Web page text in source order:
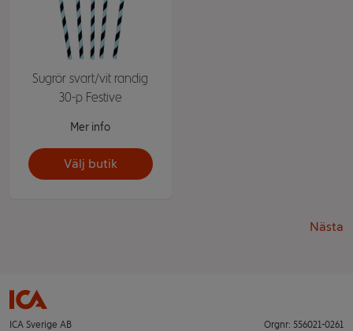
Sugrör svart/vit randig
30-p Festive
Mer info
Välj butik
Nästa
ICA Sverige AB Orgnr: 556021-0261